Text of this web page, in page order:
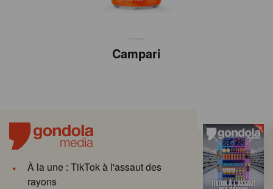
Campari
À la une : TikTok à l'assaut des
rayons